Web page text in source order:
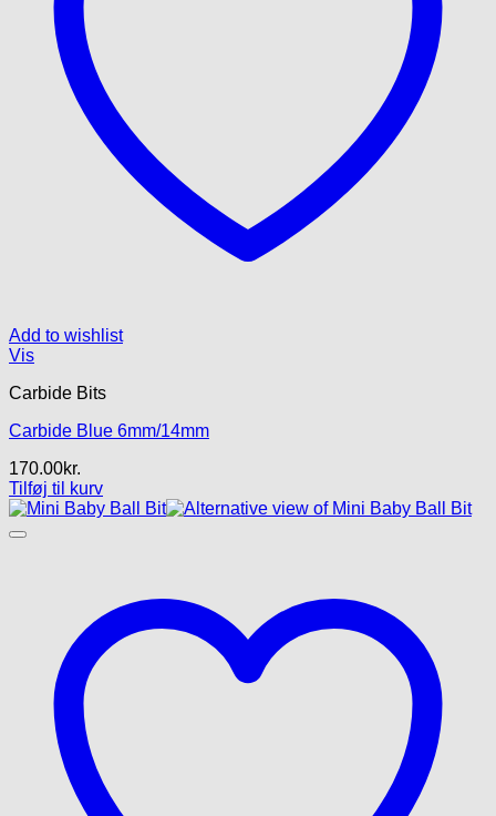
Add to wishlist
Vis
Carbide Bits
Carbide Blue 6mm/14mm
170.00kr.
Tilføj til kurv